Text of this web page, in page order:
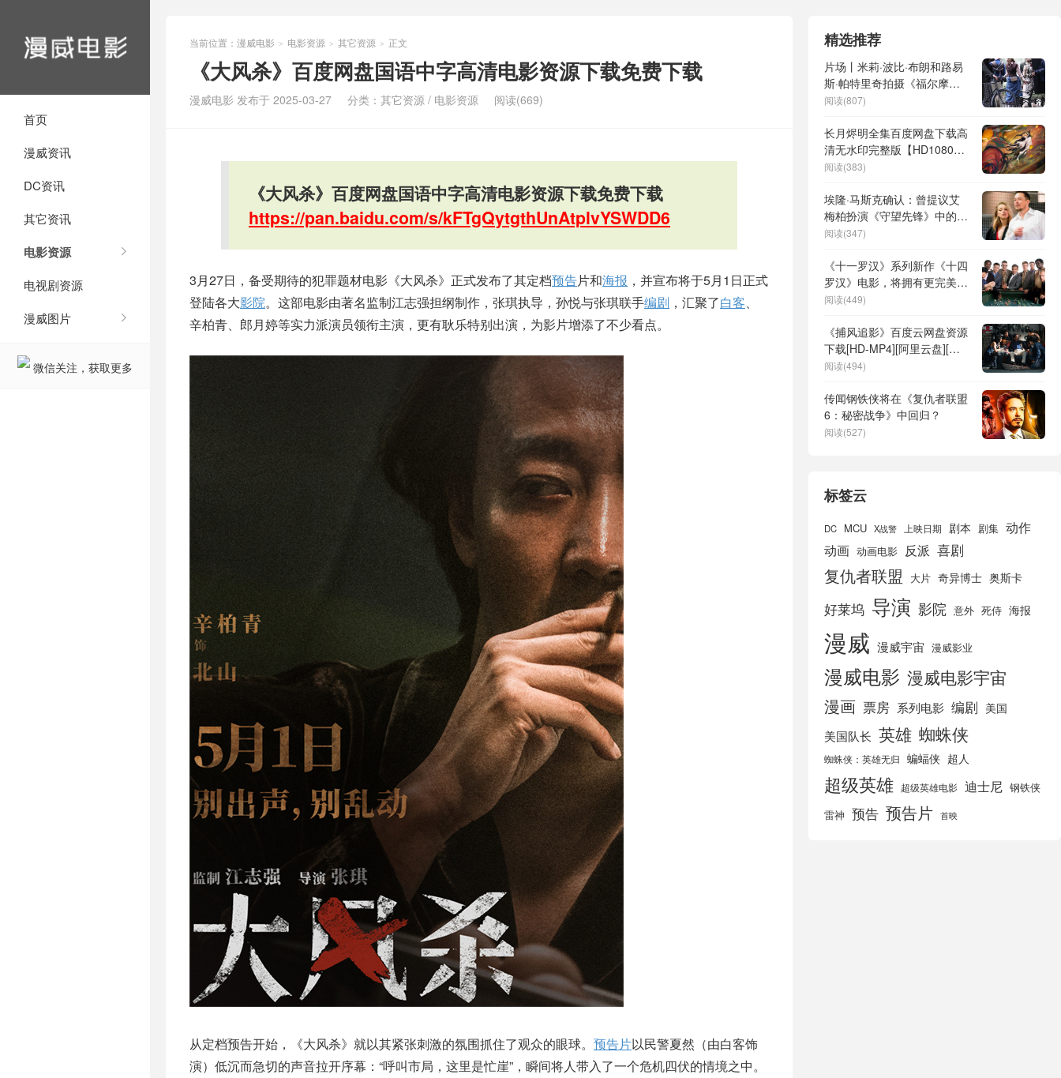
首页
漫威资讯
DC资讯
其它资讯
电影资源
电视剧资源
漫威图片
微信关注，获取更多
当前位置： 漫威电影 > 电影资源 > 其它资源 > 正文
《大风杀》百度网盘国语中字高清电影资源下载免费下载
漫威电影 发布于 2025-03-27 分类： 其它资源 / 电影资源 阅读(669)
《大风杀》百度网盘国语中字高清电影资源下载免费下载
https://pan.baidu.com/s/kFTgQytgthUnAtplvYSWDD6
3月27日，备受期待的犯罪题材电影《大风杀》正式发布了其定档预告片和海报 ，并宣布将于5月1日正式
登陆各大影院。这部电影由著名监制江志强担纲制作，张琪执导，孙悦与张琪联手编剧 ，汇聚了白客、
辛柏青、郎月婷等实力派演员领衔主演，更有耿乐特别出演，为影片增添了不少看点。
从定档预告开始，《大风杀》就以其紧张刺激的氛围抓住了观众的眼球。 预告片以民警夏然（由白客饰
演）低沉而急切的声音拉开序幕：“呼叫市局，这里是忙崖”，瞬间将人带入了一个危机四伏的情境之中。
精选推荐
片场丨米莉·波比·布朗和路易
斯·帕特里奇拍摄《福尔摩斯
小姐2》
阅读(807)
长月烬明全集百度网盘下载高
清无水印完整版【HD1080P-
MP4】在线分享
阅读(383)
埃隆·马斯克确认：曾提议艾
梅柏扮演《守望先锋》中的天
使角色
阅读(347)
《十一罗汉》系列新作《十四
罗汉》电影，将拥有更完美强
大的演员阵容
阅读(449)
《捕风追影》百度云网盘资源
下载[HD-MP4][阿里云盘][高
清]
阅读(494)
传闻钢铁侠将在《复仇者联盟
6：秘密战争》中回归？
阅读(527)
标签云
DC MCU X战警 上映日期 剧本 剧集 动作
动画 动画电影 反派 喜剧
复仇者联盟 大片 奇异博士 奥斯卡
好莱坞 导演 影院 意外 死侍 海报
漫威 漫威宇宙 漫威影业
漫威电影 漫威电影宇宙
漫画 票房 系列电影 编剧 美国
美国队长 英雄 蜘蛛侠
蜘蛛侠：英雄无归 蝙蝠侠 超人
超级英雄 超级英雄电影 迪士尼 钢铁侠
雷神 预告 预告片 首映